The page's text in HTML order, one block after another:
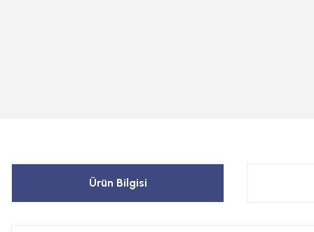
Ürün Bilgisi